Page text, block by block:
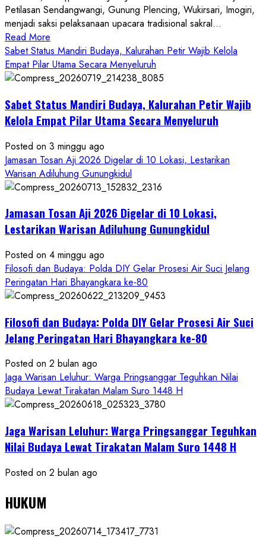
Petilasan Sendangwangi, Gunung Plencing, Wukirsari, Imogiri,
menjadi saksi pelaksanaan upacara tradisional sakral...
Read More
more
about
Dihadiri
Nasional,
Ruwatan
Petilasan
Sendangwangi
Mohon
Restu
Hayuning
Bawono
Sabet Status Mandiri Budaya, Kalurahan Petir Wajib Kelola
Empat Pilar Utama Secara Menyeluruh
Sabet Status Mandiri Budaya, Kalurahan Petir Wajib
Kelola Empat Pilar Utama Secara Menyeluruh
Posted on 3 minggu ago
Jamasan Tosan Aji 2026 Digelar di 10 Lokasi, Lestarikan
Warisan Adiluhung Gunungkidul
Jamasan Tosan Aji 2026 Digelar di 10 Lokasi,
Lestarikan Warisan Adiluhung Gunungkidul
Posted on 4 minggu ago
Filosofi dan Budaya: Polda DIY Gelar Prosesi Air Suci Jelang
Peringatan Hari Bhayangkara ke-80
Filosofi dan Budaya: Polda DIY Gelar Prosesi Air Suci
Jelang Peringatan Hari Bhayangkara ke-80
Posted on 2 bulan ago
Jaga Warisan Leluhur: Warga Pringsanggar Teguhkan Nilai
Budaya Lewat Tirakatan Malam Suro 1448 H
Jaga Warisan Leluhur: Warga Pringsanggar Teguhkan
Nilai Budaya Lewat Tirakatan Malam Suro 1448 H
Posted on 2 bulan ago
HUKUM